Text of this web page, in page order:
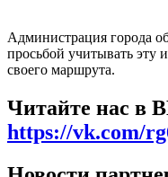
Администрация города
просьбой учитывать
своего маршрута.
Читайте нас в
https://vk.com/